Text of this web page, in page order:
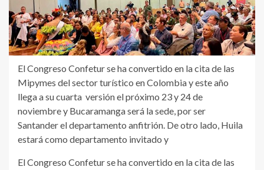
El Congreso Confetur se ha convertido en la cita de las
Mipymes del sector turístico en Colombia y este año
llega a su cuarta versión el próximo 23 y 24 de
noviembre y Bucaramanga será la sede, por ser
Santander el departamento anfitrión. De otro lado, Huila
estará como departamento invitado y
El Congreso Confetur se ha convertido en la cita de las